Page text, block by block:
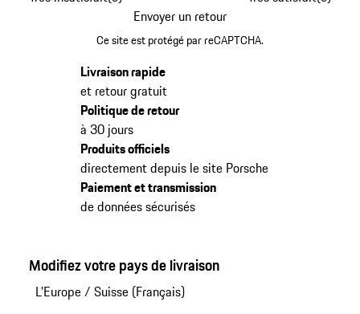
Envoyer un retour
Ce site est protégé par reCAPTCHA.
Livraison rapide
et retour gratuit
Politique de retour
à 30 jours
Produits officiels
directement depuis le site Porsche
Paiement et transmission
de données sécurisés
Modifiez votre pays de livraison
L'Europe/ Suisse (Français)